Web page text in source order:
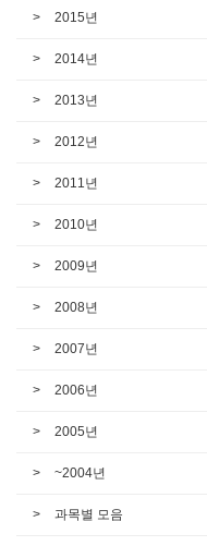
2015년
2014년
2013년
2012년
2011년
2010년
2009년
2008년
2007년
2006년
2005년
~2004년
과목별 모음